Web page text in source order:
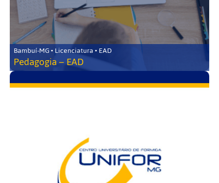
Bambuí-MG • Licenciatura • EAD
Pedagogia – EAD